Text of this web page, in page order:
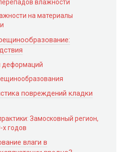
влажности
на материалы
деформаций
повреждений кладки
Замосковный регион,
годов
влаги в